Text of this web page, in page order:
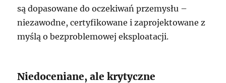
są dopasowane do oczekiwań przemysłu –
niezawodne, certyfikowane i zaprojektowane z
myślą o bezproblemowej eksploatacji.
Niedoceniane, ale krytyczne